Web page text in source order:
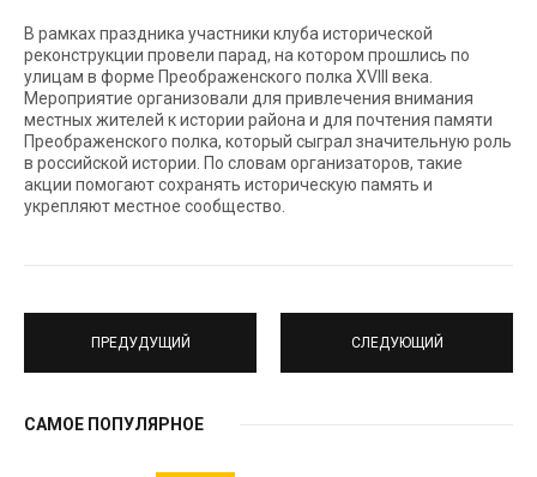
В рамках праздника участники клуба исторической
реконструкции провели парад, на котором прошлись по
улицам в форме Преображенского полка XVIII века.
Мероприятие организовали для привлечения внимания
местных жителей к истории района и для почтения памяти
Преображенского полка, который сыграл значительную роль
в российской истории. По словам организаторов, такие
акции помогают сохранять историческую память и
укрепляют местное сообщество.
ПРЕДУДУЩИЙ СЛЕДУЮЩИЙ
САМОЕ ПОПУЛЯРНОЕ